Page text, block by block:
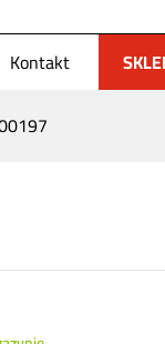
Kontakt